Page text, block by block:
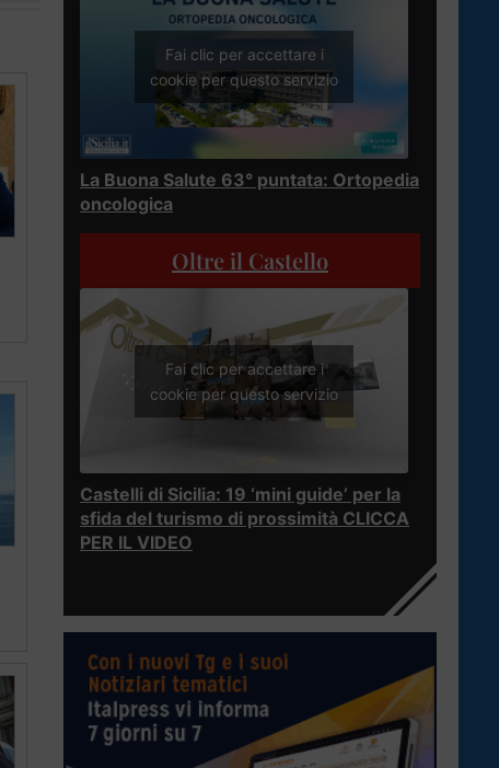
Fai clic per accettare i
cookie per questo servizio
La Buona Salute 63° puntata: Ortopedia
oncologica
Oltre il Castello
Fai clic per accettare i
cookie per questo servizio
Castelli di Sicilia: 19 ‘mini guide’ per la
sfida del turismo di prossimità CLICCA
PER IL VIDEO